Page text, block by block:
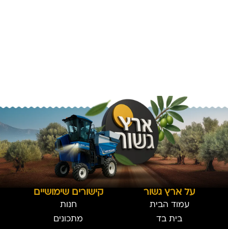
על ארץ גשור
עמוד הבית
בית בד
קישורים שימושיים
חנות
מתכונים